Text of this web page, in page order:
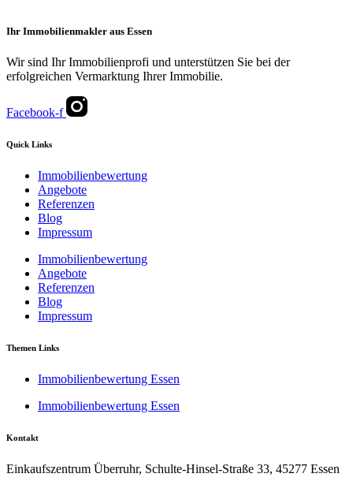
Ihr Immobilienmakler aus Essen
Wir sind Ihr Immobilienprofi und unterstützen Sie bei der
erfolgreichen Vermarktung Ihrer Immobilie.
Facebook-f
Quick Links
Immobilienbewertung
Angebote
Referenzen
Blog
Impressum
Immobilienbewertung
Angebote
Referenzen
Blog
Impressum
Themen Links
Immobilienbewertung Essen
Immobilienbewertung Essen
Kontakt
Einkaufszentrum Überruhr, Schulte-Hinsel-Straße 33, 45277 Essen